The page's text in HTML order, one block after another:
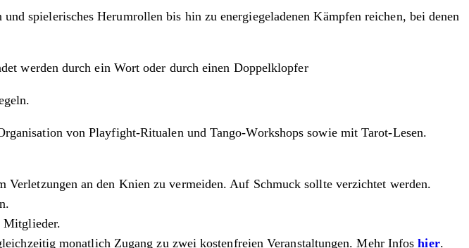
spielerisches Herumrollen bis hin zu energiegeladenen Kämpfen reichen, bei denen
werden durch ein Wort oder durch einen Doppelklopfer
von Playfight-Ritualen und Tango-Workshops sowie mit Tarot-Lesen.
an den Knien zu vermeiden. Auf Schmuck sollte verzichtet werden.
Mitglieder.
monatlich Zugang zu zwei kostenfreien Veranstaltungen. Mehr Infoshier.